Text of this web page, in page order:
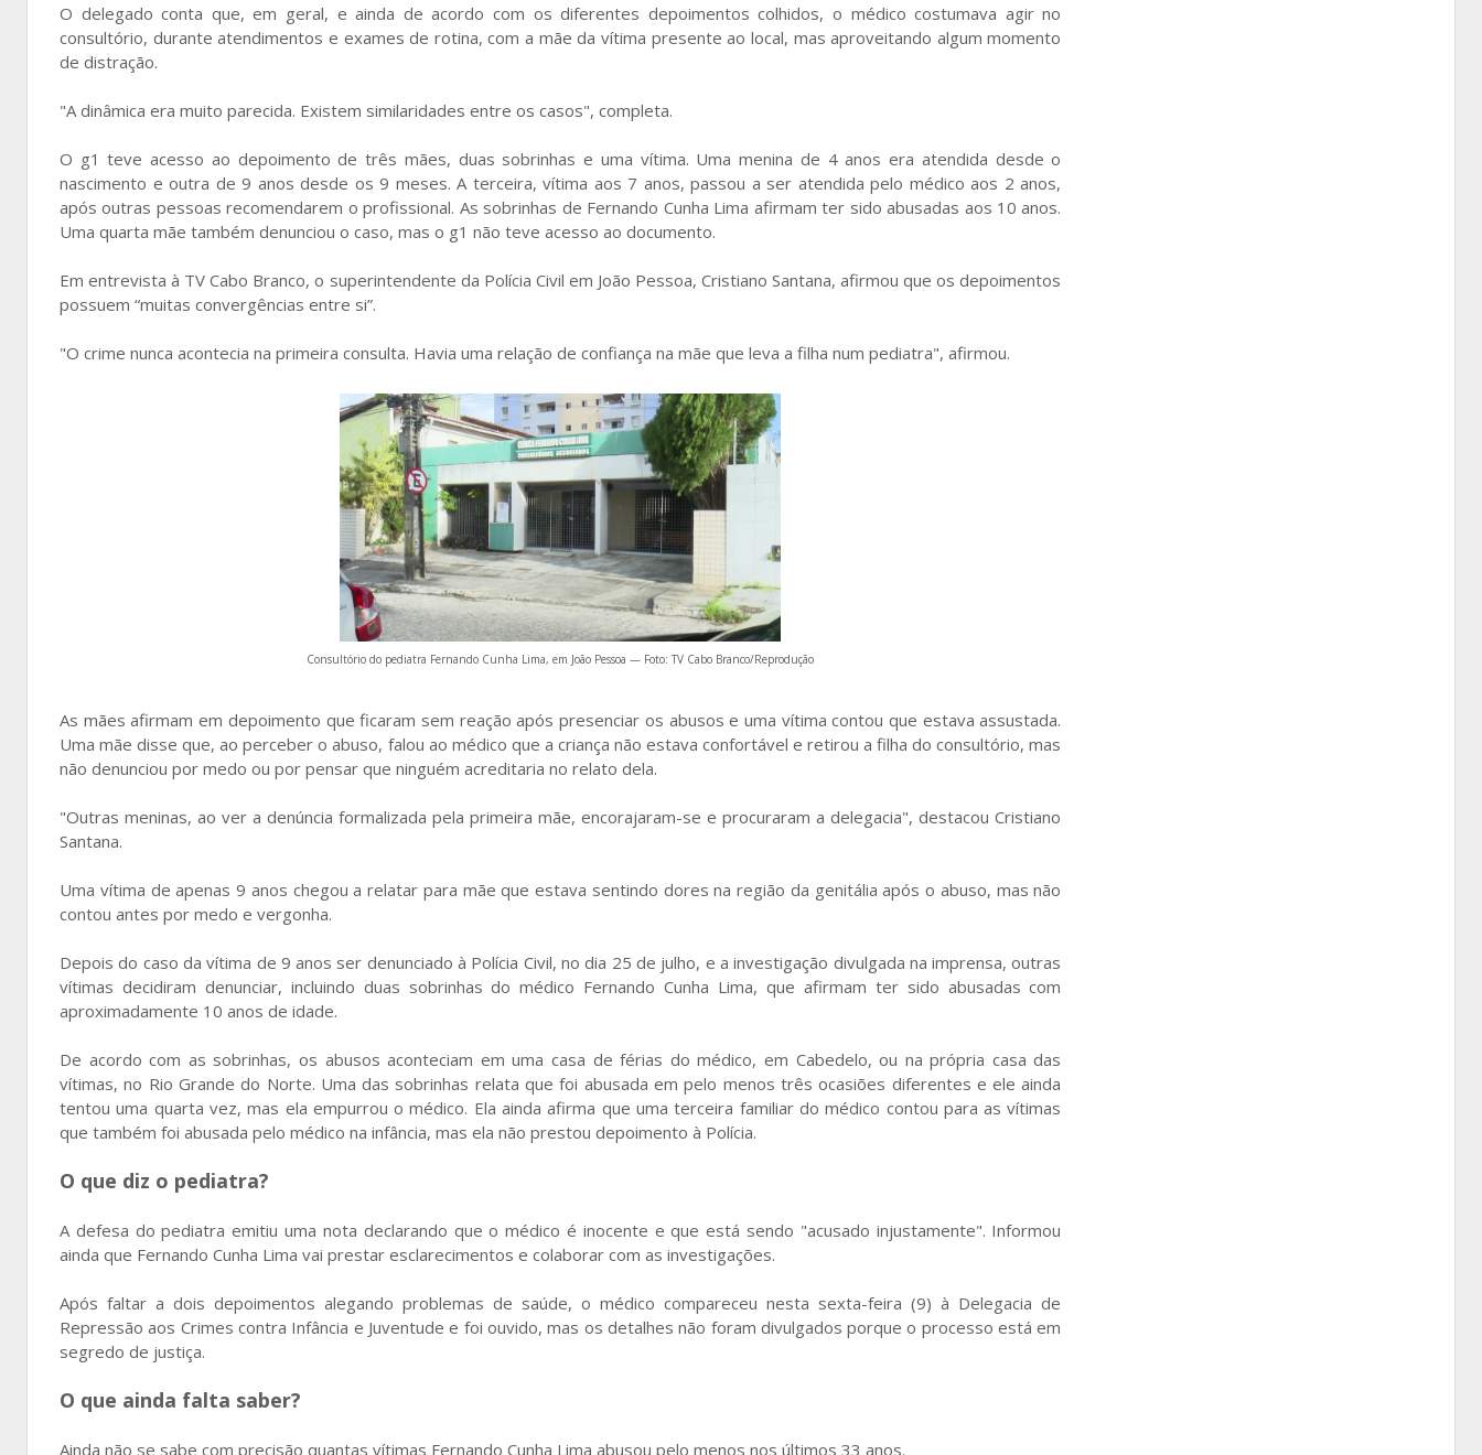
O delegado conta que, em geral, e ainda de acordo com os diferentes depoimentos colhidos, o médico costumava agir no
consultório, durante atendimentos e exames de rotina, com a mãe da vítima presente ao local, mas aproveitando algum momento
de distração.
"A dinâmica era muito parecida. Existem similaridades entre os casos", completa.
O g1 teve acesso ao depoimento de três mães, duas sobrinhas e uma vítima. Uma menina de 4 anos era atendida desde o
nascimento e outra de 9 anos desde os 9 meses. A terceira, vítima aos 7 anos, passou a ser atendida pelo médico aos 2 anos,
após outras pessoas recomendarem o profissional. As sobrinhas de Fernando Cunha Lima afirmam ter sido abusadas aos 10 anos.
Uma quarta mãe também denunciou o caso, mas o g1 não teve acesso ao documento.
Em entrevista à TV Cabo Branco, o superintendente da Polícia Civil em João Pessoa, Cristiano Santana, afirmou que os depoimentos
possuem “muitas convergências entre si”.
"O crime nunca acontecia na primeira consulta. Havia uma relação de confiança na mãe que leva a filha num pediatra", afirmou.
Consultório do pediatra Fernando Cunha Lima, em João Pessoa — Foto: TV Cabo Branco/Reprodução
As mães afirmam em depoimento que ficaram sem reação após presenciar os abusos e uma vítima contou que estava assustada.
Uma mãe disse que, ao perceber o abuso, falou ao médico que a criança não estava confortável e retirou a filha do consultório, mas
não denunciou por medo ou por pensar que ninguém acreditaria no relato dela.
"Outras meninas, ao ver a denúncia formalizada pela primeira mãe, encorajaram-se e procuraram a delegacia", destacou Cristiano
Santana.
Uma vítima de apenas 9 anos chegou a relatar para mãe que estava sentindo dores na região da genitália após o abuso, mas não
contou antes por medo e vergonha.
Depois do caso da vítima de 9 anos ser denunciado à Polícia Civil, no dia 25 de julho, e a investigação divulgada na imprensa, outras
vítimas decidiram denunciar, incluindo duas sobrinhas do médico Fernando Cunha Lima, que afirmam ter sido abusadas com
aproximadamente 10 anos de idade.
De acordo com as sobrinhas, os abusos aconteciam em uma casa de férias do médico, em Cabedelo, ou na própria casa das
vítimas, no Rio Grande do Norte. Uma das sobrinhas relata que foi abusada em pelo menos três ocasiões diferentes e ele ainda
tentou uma quarta vez, mas ela empurrou o médico. Ela ainda afirma que uma terceira familiar do médico contou para as vítimas
que também foi abusada pelo médico na infância, mas ela não prestou depoimento à Polícia.
O que diz o pediatra?
A defesa do pediatra emitiu uma nota declarando que o médico é inocente e que está sendo "acusado injustamente". Informou
ainda que Fernando Cunha Lima vai prestar esclarecimentos e colaborar com as investigações.
Após faltar a dois depoimentos alegando problemas de saúde, o médico compareceu nesta sexta-feira (9) à Delegacia de
Repressão aos Crimes contra Infância e Juventude e foi ouvido, mas os detalhes não foram divulgados porque o processo está em
segredo de justiça.
O que ainda falta saber?
Ainda não se sabe com precisão quantas vítimas Fernando Cunha Lima abusou pelo menos nos últimos 33 anos.